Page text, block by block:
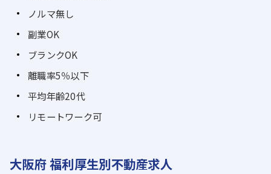
ノルマ無し
副業OK
ブランクOK
離職率5％以下
平均年齢20代
リモートワーク可
大阪府 福利厚生別不動産求人